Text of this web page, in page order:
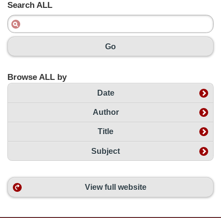
Search ALL
Go
Browse ALL by
Date
Author
Title
Subject
View full website